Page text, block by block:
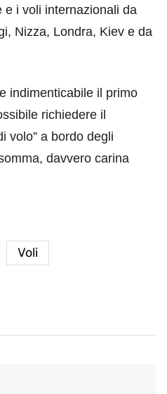
i voli internazionali da
Nizza, Londra, Kiev e da
indimenticabile il primo
richiedere il
volo” a bordo degli
davvero carina
Voli